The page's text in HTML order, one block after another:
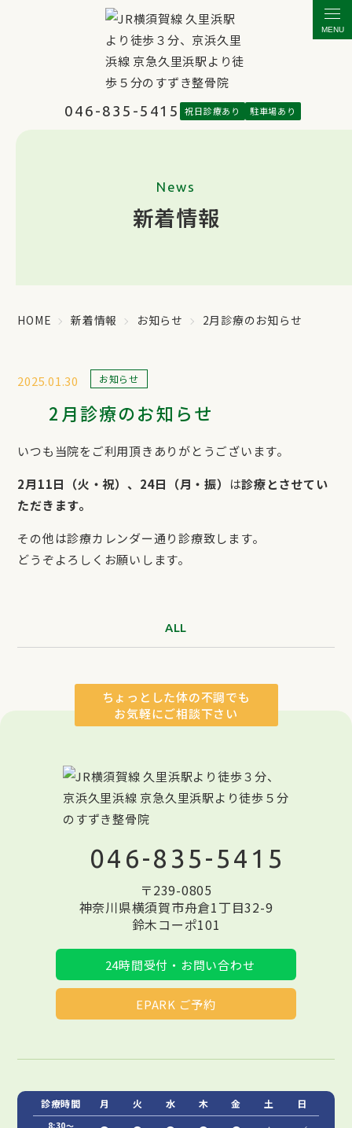
046-835-5415 祝日診療あり 駐車場あり
MENU
News
新着情報
HOME 新着情報 お知らせ 2月診療のお知らせ
2025.01.30 お知らせ
2月診療のお知らせ
いつも当院をご利用頂きありがとうございます。
2月11日（火・祝）、24日（月・振）
は診療とさせてい
ただきます。
その他は診療カレンダー通り診療致します。
どうぞよろしくお願いします。
ALL
ちょっとした体の不調でも
お気軽にご相談下さい
046-835-5415
〒239-0805
神奈川県横須賀市舟倉1丁目32-9
鈴木コーポ101
24時間受付・お問い合わせ
EPARK ご予約
診療時間 月 火 水 木 金 土 日
8:30～